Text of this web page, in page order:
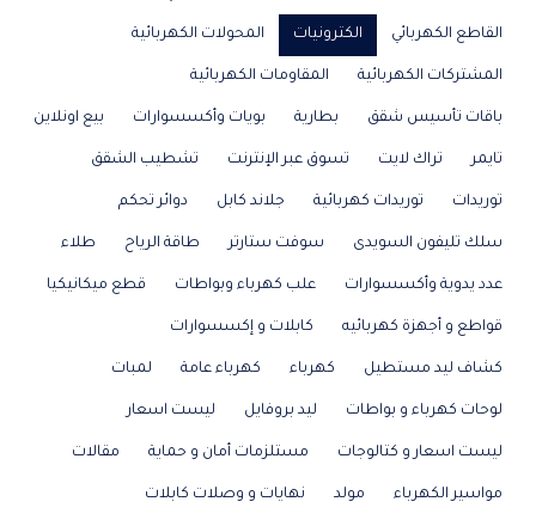
القاطع الكهربائي الكترونيات المحولات الكهربائية
المشتركات الكهربائية المقاومات الكهربائية
باقات تأسيس شقق بطارية بويات وأكسسوارات بيع اونلاين
تايمر تراك لايت تسوق عبر الإنترنت تشطيب الشقق
توريدات توريدات كهربائية جلاند كابل دوائر تحكم
سلك تليفون السويدى سوفت ستارتر طاقة الرياح طلاء
عدد يدوية وأكسسوارات علب كهرباء وبواطات قطع ميكانيكيا
قواطع و أجهزة كهربائيه كابلات و إكسسوارات
كشاف ليد مستطيل كهرباء كهرباء عامة لمبات
لوحات كهرباء و بواطات ليد بروفايل ليست اسعار
ليست اسعار و كتالوجات مستلزمات أمان و حماية مقالات
مواسير الكهرباء مولد نهايات و وصلات كابلات